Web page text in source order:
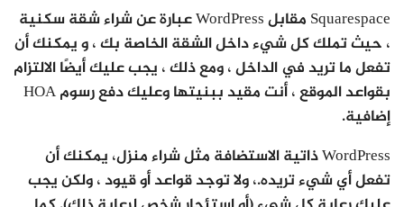
Squarespace مقابل WordPress عبارة عن شراء شقة سكنية
، حيث تملك كل شيء داخل الشقة الخاصة بك ، و يمكنك أن
تفعل ما تريد في الداخل ، ومع ذلك ، يجب عليك أيضًا الالتزام
بقواعد الموقع ، أنت مقيد ببنيتها وعليك دفع رسوم HOA
إضافية.
WordPress ذاتية الاستضافة مثل شراء منزل، يمكنك أن
تفعل أي شيء تريده.، ولا توجد قواعد أو قيود ، ولكن يجب